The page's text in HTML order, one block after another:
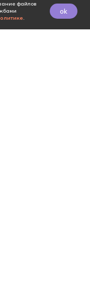
файлов
.
ok